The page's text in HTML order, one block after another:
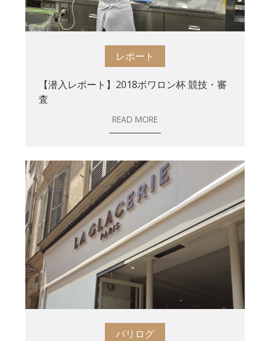
レポート
【潜入レポート】2018ボワロン杯 競技・審
査
READ MORE
パリログ